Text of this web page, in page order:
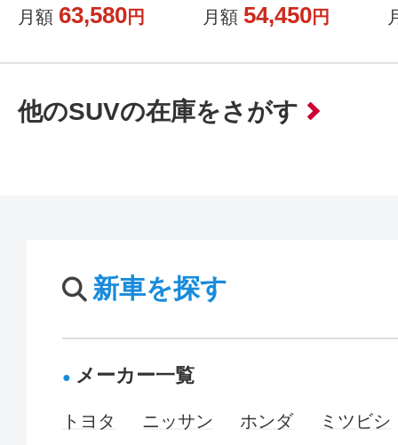
月額 63,580円
月額 54,450円
他のSUVの在庫をさがす
新車を探す
メーカー一覧
トヨタ ニッサン ホンダ
ミツビシ